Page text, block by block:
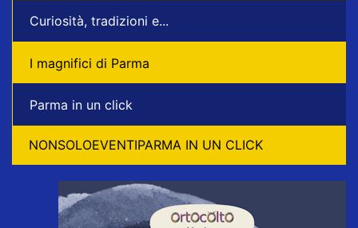
Curiosità, tradizioni e...
I magnifici di Parma
Parma in un click
NONSOLOEVENTIPARMA IN UN CLICK